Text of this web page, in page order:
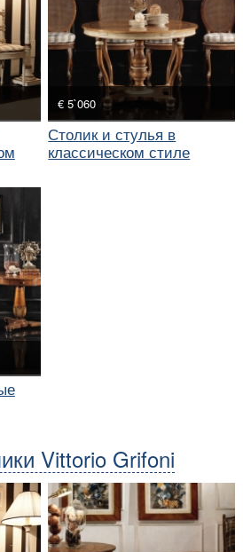
€ 5`060
Столик и стулья в
классическом стиле
Vittorio Grifoni